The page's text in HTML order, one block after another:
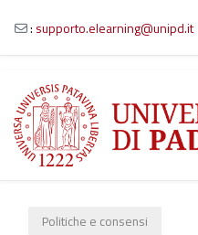
Vai al contenuto principale
: supporto.elearning@unipd.it
Politiche e consensi